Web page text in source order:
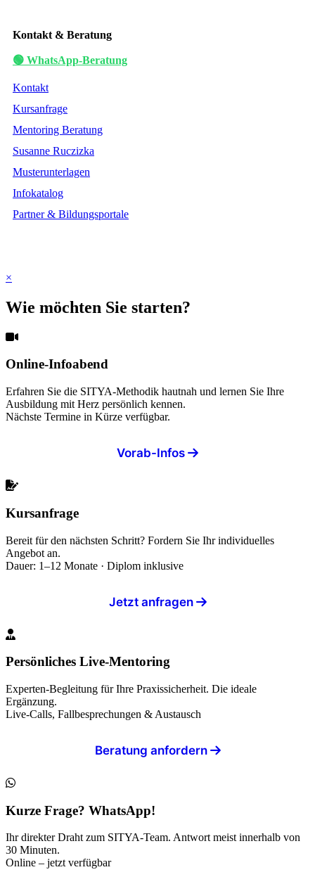
Kontakt & Beratung
🟢 WhatsApp-Beratung
Kontakt
Kursanfrage
Mentoring Beratung
Susanne Ruczizka
Musterunterlagen
Infokatalog
Partner & Bildungsportale
×
Wie möchten Sie starten?
Online-Infoabend
Erfahren Sie die SITYA-Methodik hautnah und lernen Sie Ihre
Ausbildung mit Herz persönlich kennen.
Nächste Termine in Kürze verfügbar.
Vorab-Infos
Kursanfrage
Bereit für den nächsten Schritt? Fordern Sie Ihr individuelles
Angebot an.
Dauer: 1–12 Monate · Diplom inklusive
Jetzt anfragen
Persönliches Live-Mentoring
Experten-Begleitung für Ihre Praxissicherheit. Die ideale
Ergänzung.
Live-Calls, Fallbesprechungen & Austausch
Beratung anfordern
Kurze Frage? WhatsApp!
Ihr direkter Draht zum SITYA-Team. Antwort meist innerhalb von
30 Minuten.
Online – jetzt verfügbar